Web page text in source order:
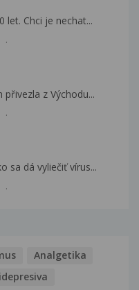
let. Chci je nechat...
z Východu...
sa dá vyliečiť vírus...
Analgetika